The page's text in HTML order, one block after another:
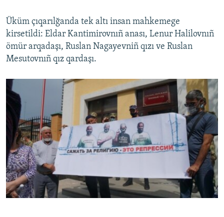
Üküm çıqarılğanda tek altı insan mahkemege
kirsetildi: Eldar Kantimirovnıñ anası, Lenur Halilovnıñ
ömür arqadaşı, Ruslan Nagayevniñ qızı ve Ruslan
Mesutovnıñ qız qardaşı.